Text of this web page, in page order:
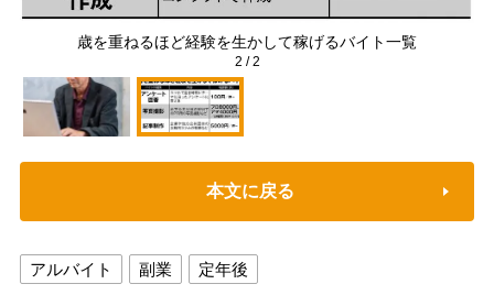
歳を重ねるほど経験を生かして稼げるバイト一覧
2 /2
本文に戻る
アルバイト 副業 定年後